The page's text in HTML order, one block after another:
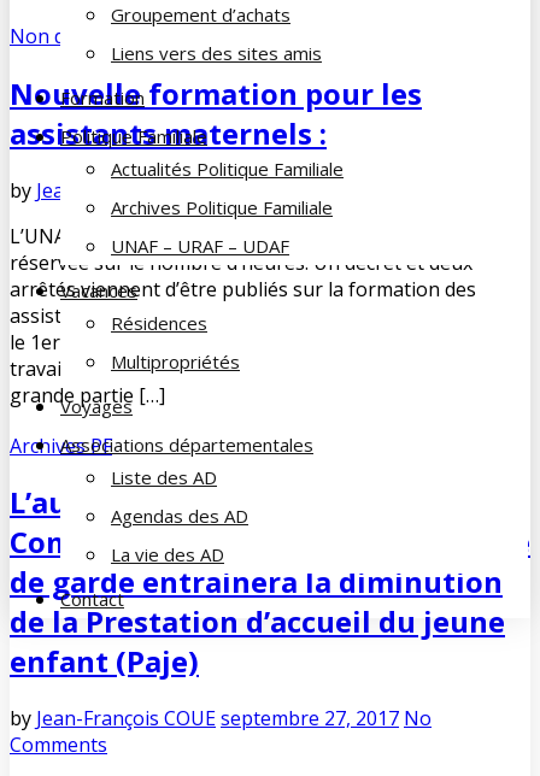
Groupement d’achats
Liens vers des sites amis
Formation
Politique Familiale
Actualités Politique Familiale
Archives Politique Familiale
UNAF – URAF – UDAF
Vacances
Résidences
Multipropriétés
Voyages
Associations départementales
Liste des AD
Agendas des AD
La vie des AD
Contact
Non défini
Politique Familiale
Nouvelle formation pour les
assistants maternels :
by Jean-François COUE février 9, 2019
L’UNAF est satisfaite des nouvelles modalités, mais
réservée sur le nombre d’heures. Un décret et deux
arrêtés viennent d’être publiés sur la formation des
assistants maternels et prévoient une mise en œuvre dès
le 1er janvier 2019. L’UNAF a participé au groupe de
travail mené par la DGCS sur ce chantier. Satisfaite d’une
grande partie […]
Archives PF
L’augmentation partiale du
Complément de libre choix du mode
de garde entrainera la diminution
de la Prestation d’accueil du jeune
enfant (Paje)
by Jean-François COUEseptembre 27, 2017 No
Comments